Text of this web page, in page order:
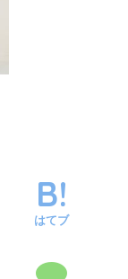
はてブ